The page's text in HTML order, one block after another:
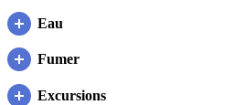
Eau
Fumer
Excursions